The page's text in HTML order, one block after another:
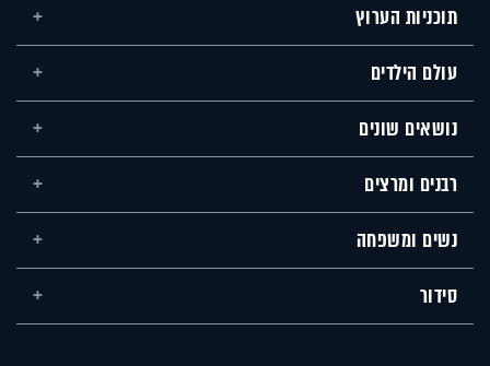
תוכניות הערוץ
עולם הילדים
נושאים שונים
רבנים ומרצים
נשים ומשפחה
סידור